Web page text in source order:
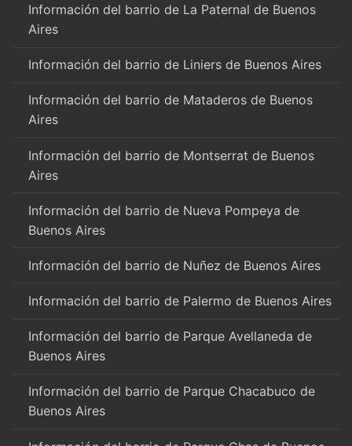
Información del barrio de La Paternal de Buenos
Aires
Información del barrio de Liniers de Buenos Aires
Información del barrio de Mataderos de Buenos
Aires
Información del barrio de Montserrat de Buenos
Aires
Información del barrio de Nueva Pompeya de
Buenos Aires
Información del barrio de Nuñez de Buenos Aires
Información del barrio de Palermo de Buenos Aires
Información del barrio de Parque Avellaneda de
Buenos Aires
Información del barrio de Parque Chacabuco de
Buenos Aires